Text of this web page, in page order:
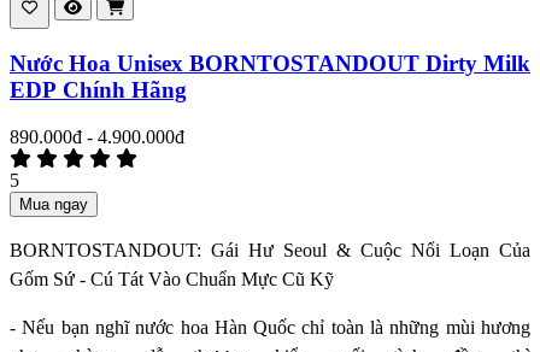
Nước Hoa Unisex BORNTOSTANDOUT Dirty Milk
EDP Chính Hãng
890.000đ - 4.900.000đ
5
Mua ngay
BORNTOSTANDOUT: Gái Hư Seoul & Cuộc Nổi Loạn Của
Gốm Sứ - Cú Tát Vào Chuẩn Mực Cũ Kỹ
- Nếu bạn nghĩ nước hoa Hàn Quốc chỉ toàn là những mùi hương